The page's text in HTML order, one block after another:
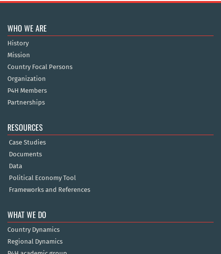
WHO WE ARE
History
Mission
Country Focal Persons
Organization
P4H Members
Partnerships
RESOURCES
Case Studies
Documents
Data
Political Economy Tool
Frameworks and References
WHAT WE DO
Country Dynamics
Regional Dynamics